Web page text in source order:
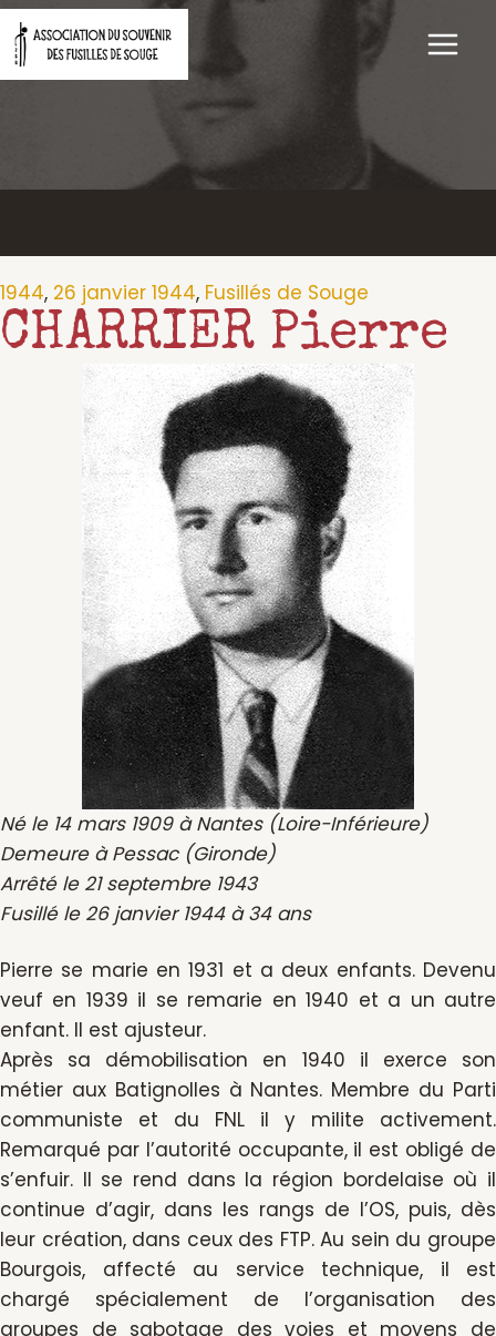
Aller
au
contenu
1944, 26 janvier 1944, Fusillés de Souge
CHARRIER Pierre
Né le 14 mars 1909 à Nantes (Loire-Inférieure)
Demeure à Pessac (Gironde)
Arrêté le 21 septembre 1943
Fusillé le 26 janvier 1944 à 34 ans
Pierre se marie en 1931 et a deux enfants. Devenu
veuf en 1939 il se remarie en 1940 et a un autre
enfant. Il est ajusteur.
Après sa démobilisation en 1940 il exerce son
métier aux Batignolles à Nantes. Membre du Parti
communiste et du FNL il y milite activement.
Remarqué par l’autorité occupante, il est obligé de
s’enfuir. Il se rend dans la région bordelaise où il
continue d’agir, dans les rangs de l’OS, puis, dès
leur création, dans ceux des FTP. Au sein du groupe
Bourgois, affecté au service technique, il est
chargé spécialement de l’organisation des
groupes de sabotage des voies et moyens de